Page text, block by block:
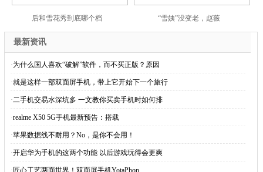
后和雪花秀到底哪个档 “雪姨”没变老，赵薇
最新资讯
·为什么国人喜欢“破解”软件，而不买正版？原因
·就是这样一部双面屏手机，带上它开始下一个旅行
·二手机交易水深坑多 一文教你买卖手机时如何排
·realme X50 5G手机最新预告：搭载
·苹果数据线不耐用？No，是你不会用！
·开启华为手机的这两个功能 以后游戏玩得会更爽
· 匠心工艺两面世界！双面屏手机YotaPhon